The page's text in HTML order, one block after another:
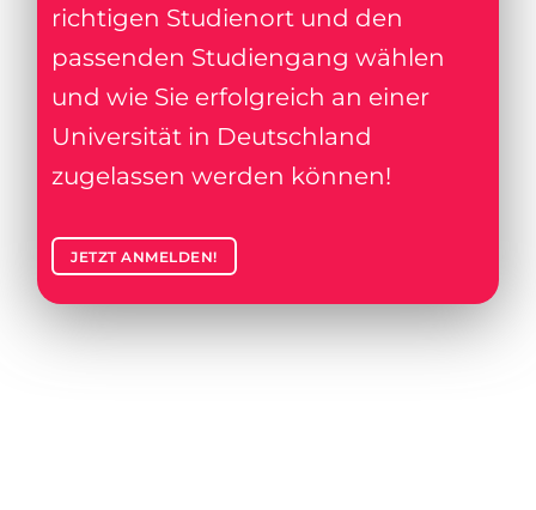
richtigen Studienort und den
passenden Studiengang wählen
und wie Sie erfolgreich an einer
Universität in Deutschland
zugelassen werden können!
JETZT ANMELDEN!